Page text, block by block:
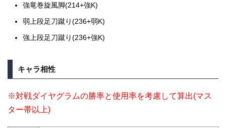
強竜巻旋風脚(214+強K)
弱上段足刀蹴り(236+弱K)
強上段足刀蹴り(236+強K)
キャラ相性
※対戦ダイヤグラムの勝率と使用率を考慮して算出(マス
ター帯以上)